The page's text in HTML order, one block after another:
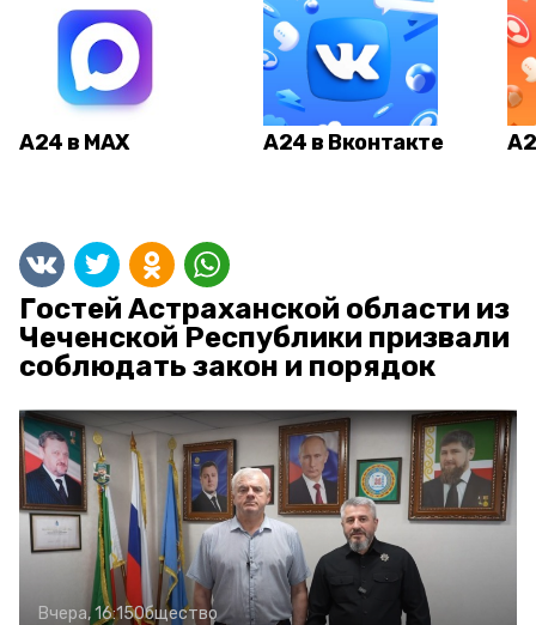
А24 в MAX А24 в Вконтакте
Гостей Астраханской области из
Чеченской Республики призвали
соблюдать закон и порядок
Вчера, 16:15Общество